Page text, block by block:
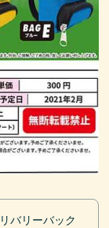
バリーバック